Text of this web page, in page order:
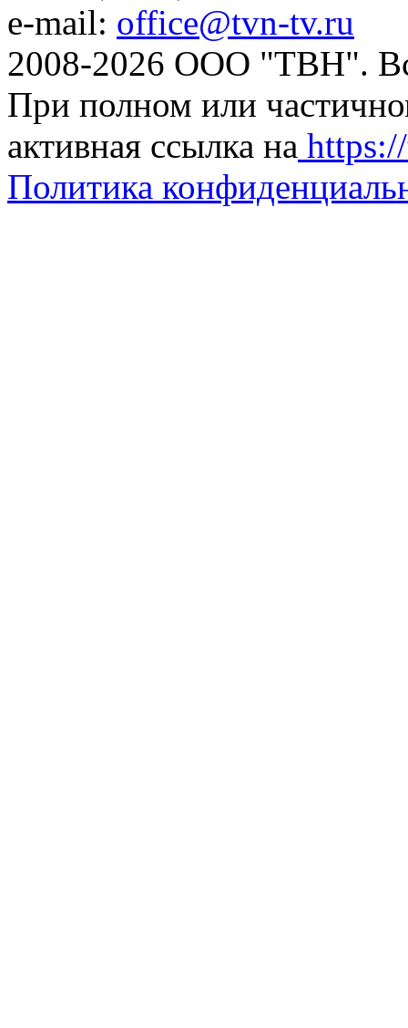
e-mail: office@tvn-tv.ru
2008-2026 ООО "ТВН".
При полном или
активная ссылка на
Политика